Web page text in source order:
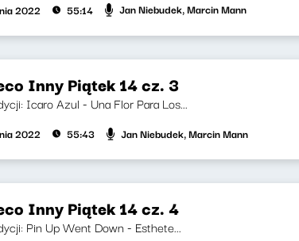
2022 55:14 Jan Niebudek, Marcin Mann
Inny Piątek 14 cz. 3
Icaro Azul - Una Flor Para Los...
2022 55:43 Jan Niebudek, Marcin Mann
Inny Piątek 14 cz. 4
Pin Up Went Down - Esthete...